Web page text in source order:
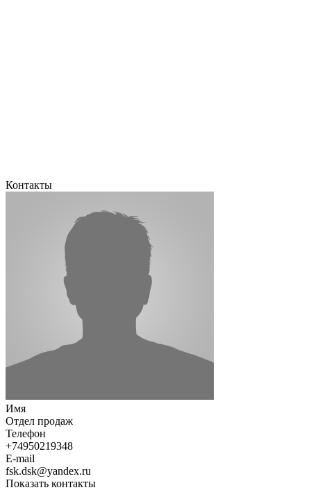
Контакты
Имя
Отдел продаж
Телефон
+74950219348
E-mail
fsk.dsk@yandex.ru
Показать контакты